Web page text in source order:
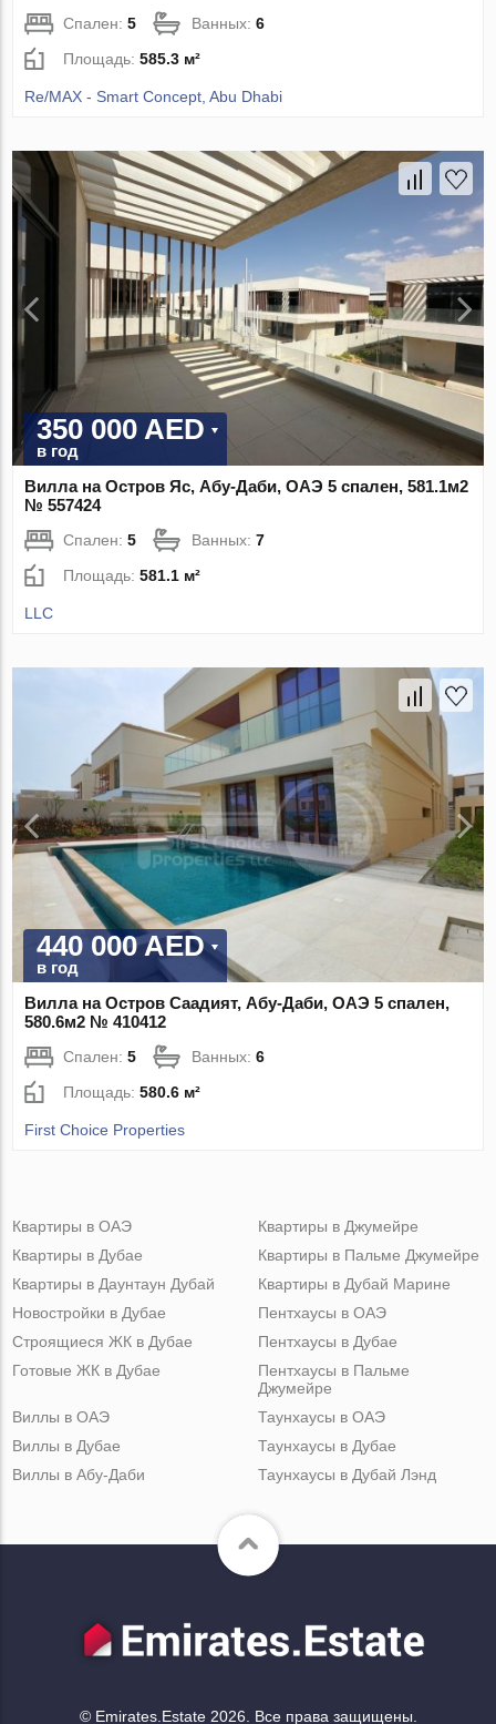
Спален:5 Ванных:6
Площадь:585.3 м²
Re/MAX - Smart Concept, Abu Dhabi
350 000 AED
в год
Вилла на Остров Яс, Абу-Даби, ОАЭ 5 спален, 581.1м2
№ 557424
Спален:5 Ванных:7
Площадь:581.1 м²
LLC
440 000 AED
в год
Вилла на Остров Саадият, Абу-Даби, ОАЭ 5 спален,
580.6м2 № 410412
Спален:5 Ванных:6
Площадь:580.6 м²
First Choice Properties
Квартиры в ОАЭ
Квартиры в Дубае
Квартиры в Даунтаун Дубай
Квартиры в Джумейре
Квартиры в Пальме Джумейре
Квартиры в Дубай Марине
Новостройки в Дубае
Строящиеся ЖК в Дубае
Готовые ЖК в Дубае
Пентхаусы в ОАЭ
Пентхаусы в Дубае
Пентхаусы в Пальме
Джумейре
Виллы в ОАЭ
Виллы в Дубае
Виллы в Абу-Даби
Таунхаусы в ОАЭ
Таунхаусы в Дубае
Таунхаусы в Дубай Лэнд
© Emirates.Estate 2026. Все права защищены.